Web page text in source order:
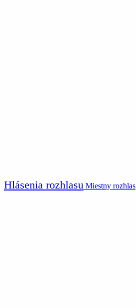
Hlásenia rozhlasu Miestny rozhlas